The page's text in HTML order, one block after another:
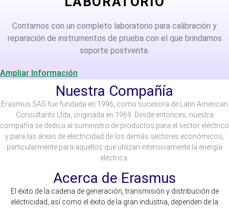
Contamos con un completo laboratorio para calibración y
reparación de instrumentos de prueba con el que brindamos
soporte postventa.
Ampliar Información
Nuestra Compañía
Erasmus SAS fue fundada en 1996, como sucesora de Latin American
Consultants Ltda, originada en 1969. Desde entonces, nuestra
compañía se dedica al suministro de productos para el sector eléctrico
y para las áreas de electricidad de los demás sectores económicos,
particularmente para aquellos que utilizan intensivamente la energía
eléctrica.
Acerca de Erasmus
El éxito de la cadena de generación, transmisión y distribución de
eléctricidad, así como el éxito de la gran industria, dependen de la